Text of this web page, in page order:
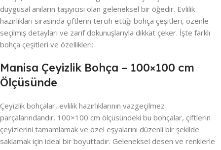
duygusal anıların taşıyıcısı olan geleneksel bir öğedir. Evlilik
hazırlıkları sırasında çiftlerin tercih ettiği bohça çeşitleri, özenle
seçilmiş detayları ve zarif dokunuşlarıyla dikkat çeker. İşte farklı
bohça çeşitleri ve özellikleri:
Manisa Çeyizlik Bohça – 100×100 cm
Ölçüsünde
Çeyizlik bohçalar, evlilik hazırlıklarının vazgeçilmez
parçalarındandır. 100×100 cm ölçüsündeki bu bohçalar, çiftlerin
çeyizlerini tamamlamak ve özel eşyalarını düzenli bir şekilde
saklamak için ideal bir boyuttadır. Geleneksel desen ve renklerle